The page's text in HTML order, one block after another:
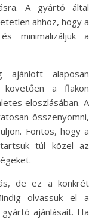
A gyártó által
ahhoz, hogy a
minimalizáljuk a
alaposan
a flakon
eloszlásában. A
összenyomni,
Fontos, hogy a
túl közel az
de ez a konkrét
olvassuk el a
ajánlásait. Ha